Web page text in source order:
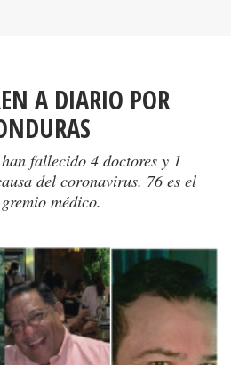
A DIARIO POR
fallecido 4 doctores y 1
del coronavirus. 76 es el
médico.